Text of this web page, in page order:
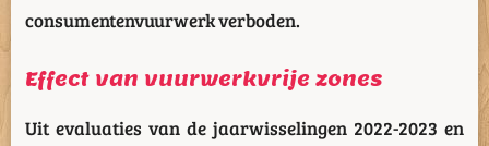
consumentenvuurwerk verboden.
Effect van vuurwerkvrije zones
Uit evaluaties van de jaarwisselingen 2022-2023 en